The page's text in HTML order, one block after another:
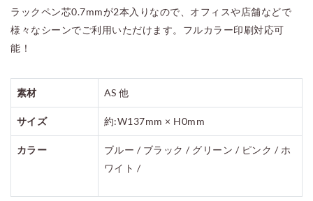
ラックペン芯0.7mmが2本入りなので、オフィスや店舗などで
様々なシーンでご利用いただけます。フルカラー印刷対応可
能！
素材 AS 他
サイズ 約:W137mm × H0mm
カラー
ブルー / ブラック / グリーン / ピンク / ホ
ワイト /